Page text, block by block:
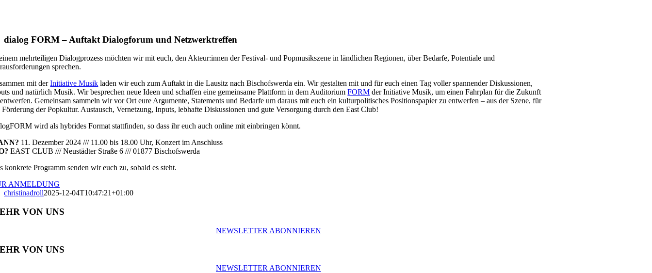
dialog FORM – Auftakt Dialogforum und Netzwerktreffen
mehrteiligen Dialogprozess möchten wir mit euch, den Akteur:innen der Festival- und Popmusikszene in ländlichen Regionen, über Bedarfe, Potentiale und
sprechen.
mit derInitiative Musik laden wir euch zum Auftakt in die Lausitz nach Bischofswerda ein. Wir gestalten mit und für euch einen Tag voller spannender Diskussionen,
und natürlich Musik. Wir besprechen neue Ideen und schaffen eine gemeinsame Plattform in dem AuditoriumFORM der Initiative Musik, um einen Fahrplan für die Zukunft
Gemeinsam sammeln wir vor Ort eure Argumente, Statements und Bedarfe um daraus mit euch ein kulturpolitisches Positionspapier zu entwerfen – aus der Szene, für
Förderung der Popkultur. Austausch, Vernetzung, Inputs, lebhafte Diskussionen und gute Versorgung durch den East Club!
wird als hybrides Format stattfinden, so dass ihr euch auch online mit einbringen könnt.
11. Dezember 2024 /// 11.00 bis 18.00 Uhr, Konzert im Anschluss
EAST CLUB /// Neustädter Straße 6 /// 01877 Bischofswerda
konkrete Programm senden wir euch zu, sobald es steht.
ANMELDUNG
christinadroll2025-12-04T10:47:21+01:00
VON UNS
NEWSLETTER ABONNIEREN
VON UNS
NEWSLETTER ABONNIEREN